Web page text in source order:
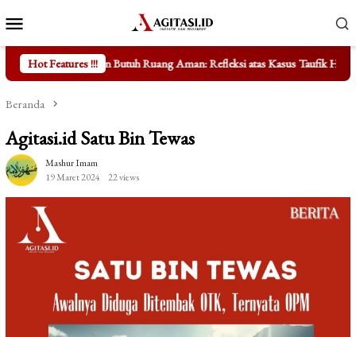
ke
kontenMobile
Hot Features !!!
Ruang Aman: Refleksi atas Kasus Taufik Hidayat
Beranda
Agitasi.id Satu Bin Tewas
Mashur Imam
19 Maret 2024
22 views